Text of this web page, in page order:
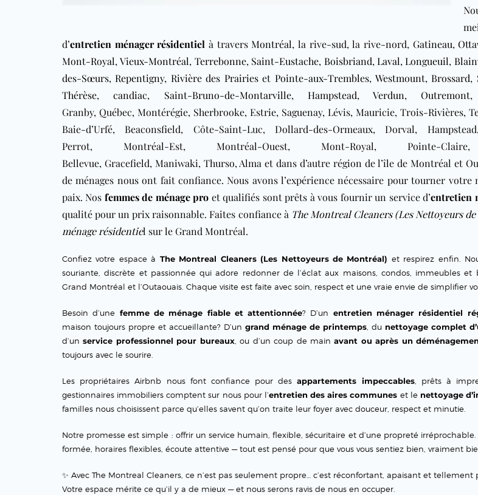
d’entretien ménager résidentiel à traversMontréal, la rive-sud, la rive-nord, Gatineau,
Mont-Royal,Vieux-Montréal, Terrebonne, Saint-Eustache, Boisbriand, Laval,Longueuil,
des-Sœurs,Repentigny, Rivière des Prairieset Pointe-aux-Trembles, Westmount,Brossard,
Thérèse,candiac, Saint-Bruno-de-Montarville, Hampstead, Verdun,Outremont
Granby, Québec, Montérégie, Sherbrooke, Estrie, Saguenay, Lévis, Mauricie, Trois-Rivières,
Baie-d’Urfé, Beaconsfield, Côte-Saint-Luc, Dollard-des-Ormeaux, Dorval,
Perrot, Montréal-Est, Montréal-Ouest, Mont-Royal, Pointe-Claire,
Bellevue, Gracefield, Maniwaki, Thurso, Alma et dans d’autre région de l’île de Montréal et
de ménages nous ont fait confiance. Nous avons l’expérience nécessaire pour tourner votre
paix. Nos femmes de ménage pro et qualifiés sont prêts à vous fournir un service d’entretien
qualité pour un prix raisonnable. Faites confiance à The Montreal Cleaners (Les Nettoyeurs
ménage résidentiel sur le Grand Montréal.
Confiez votre espace à The Montreal Cleaners (Les Nettoyeurs de Montréal) et respirez enfin.
souriante, discrète et passionnée qui adore redonner de l’éclat aux maisons, condos, immeubles
Grand Montréal et l’Outaouais. Chaque visite est faite avec soin, respect et une vraie envie de simplifier
Besoin d’une femme de ménage fiable et attentionnée? D’un entretien ménager résidentiel
maison toujours propre et accueillante? D’ungrand ménage de printemps , du nettoyage complet
d’unservice professionnel pour bureaux, ou d’un coup de mainavant ou après un
toujours avec le sourire.
Les propriétaires Airbnb nous font confiance pour desappartements impeccables, prêts à
gestionnaires immobiliers comptent sur nous pour l’entretien des aires communes et le nettoyage
familles nous choisissent parce qu’elles savent qu’on traite leur foyer avec douceur, respect et minutie.
Notre promesse est simple : offrir un service humain, flexible, sécuritaire et d’une propreté
formée, horaires flexibles, écoute attentive — tout est pensé pour que vous vous sentiez bien, vraiment
✨ Avec The Montreal Cleaners, ce n’est pas seulement propre… c’est réconfortant, apaisant et tellement
Votre espace mérite ce qu’il y a de mieux — et nous serons ravis de nous en occuper.